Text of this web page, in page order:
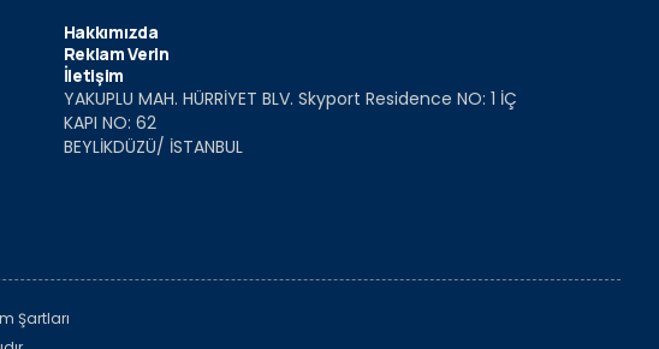
Hakkımızda
Reklam Verin
İletişim
YAKUPLU MAH. HÜRRİYET BLV. Skyport Residence NO: 1 İÇ
KAPI NO: 62
BEYLİKDÜZÜ/ İSTANBUL
Şartları